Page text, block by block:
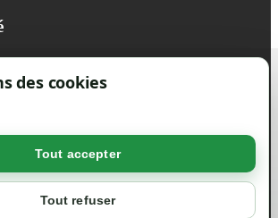
des cookies
Tout accepter
Tout refuser
RGPD